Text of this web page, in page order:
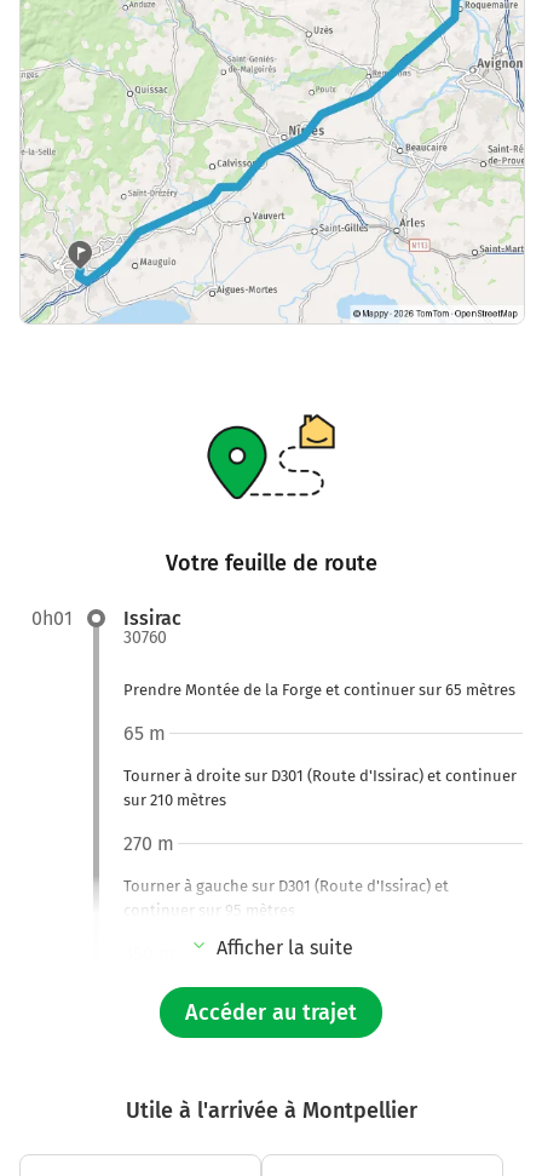
Votre feuille de route
0h01 Issirac
30760
Prendre Montée de la Forge et continuer sur 65 mètres
Tourner à droite sur D301 (Route d'Issirac) et continuer
sur 210 mètres
65 m
Tourner à gauche sur D301 (Route d'Issirac) et
continuer sur 95 mètres
270 m
Tourner légèrement à droite sur D301 (Route d'Issirac)
et continuer sur 95 mètres
Tourner légèrement à droite sur D301 (Route d'Issirac)
Afficher la suite
Accéder au trajet
Utile à l'arrivée à Montpellier